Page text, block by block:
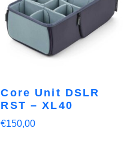
Core Unit DSLR
RST – XL40
€150,00